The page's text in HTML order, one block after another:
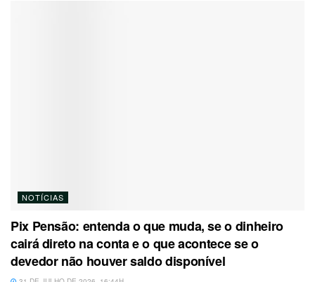
NOTÍCIAS
Pix Pensão: entenda o que muda, se o dinheiro
cairá direto na conta e o que acontece se o
devedor não houver saldo disponível